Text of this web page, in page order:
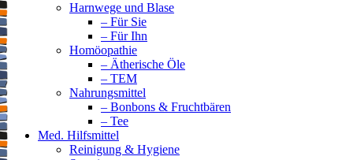
Harnwege und Blase
– Für Sie
– Für Ihn
Homöopathie
– Ätherische Öle
– TEM
Nahrungsmittel
– Bonbons & Fruchtbären
– Tee
Med. Hilfsmittel
Reinigung & Hygiene